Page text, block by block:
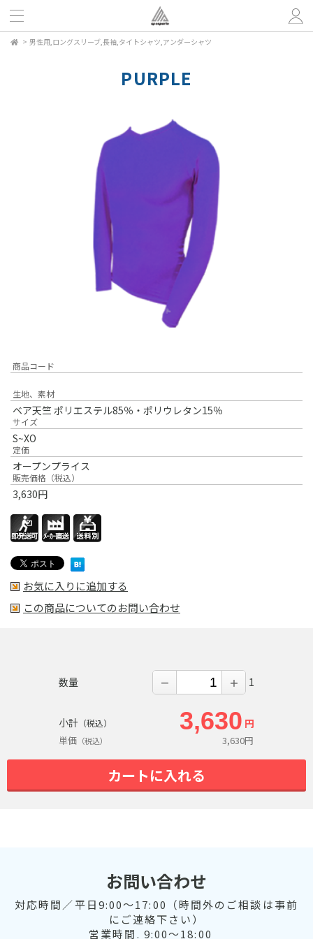
> 男性用,ロングスリーブ,長袖,タイトシャツ,アンダーシャツ
PURPLE
商品コード
生地、素材
ベア天竺 ポリエステル85％・ポリウレタン15％
サイズ
S~XO
定価
オープンプライス
販売価格（税込）
3,630円
お気に入りに追加する
この商品についてのお問い合わせ
数量 － ＋ 1
小計 （税込） 3,630 円
単価 （税込） 3,630円
カートに入れる
お問い合わせ
対応時間／平日9:00～17:00（時間外のご相談は事前
にご連絡下さい）
営業時間. 9:00～18:00